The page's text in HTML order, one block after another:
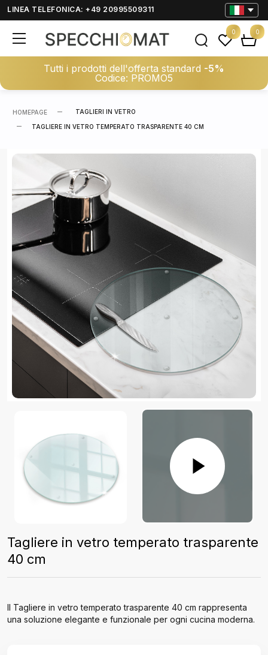
LINEA TELEFONICA: +49 20995509311
Tutti i prodotti dell'offerta standard -5%
Codice: PROMO5
0 0
HOMEPAGE TAGLIERI IN VETRO
TAGLIERE IN VETRO TEMPERATO TRASPARENTE 40 CM
Tagliere in vetro temperato trasparente
40 cm
Il Tagliere in vetro temperato trasparente 40 cm rappresenta
una soluzione elegante e funzionale per ogni cucina moderna.